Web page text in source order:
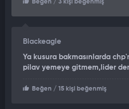
Programda en çok konuşulan
ilişkin kulis bilgisi oldu.
Sinan Burhan,"CHP'den 3 ya da 4
geçme ihtimali var. Bu konuda ciddi
alıyoruz" ifadelerini kullandı.
Beğen / 3 kişi beğenmiş
Blackeagle
Ya kusura bakmasınlarda
pilav yemeye gitmem,lider
Beğen / 15 kişi beğenmiş